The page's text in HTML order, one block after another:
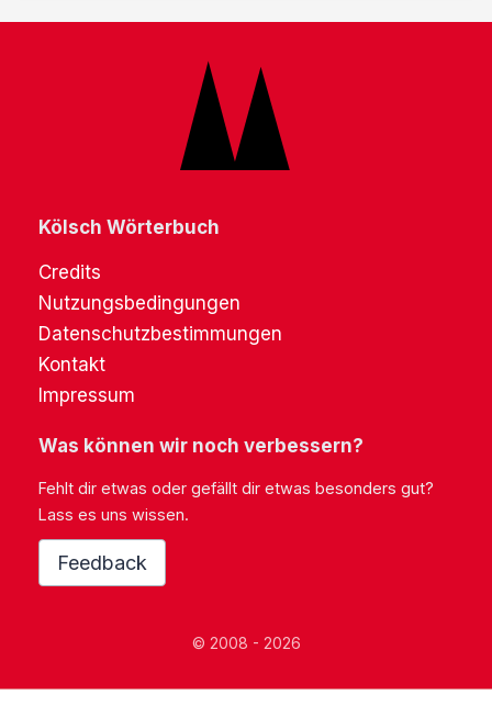
Kölsch Wörterbuch
Credits
Nutzungsbedingungen
Datenschutzbestimmungen
Kontakt
Impressum
Was können wir noch verbessern?
Fehlt dir etwas oder gefällt dir etwas besonders gut?
Lass es uns wissen.
Feedback
© 2008 - 2026